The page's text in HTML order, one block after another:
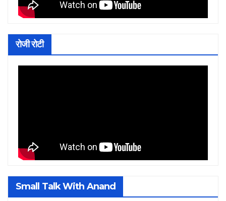
रोजी रोटी
Small Talk With Anand